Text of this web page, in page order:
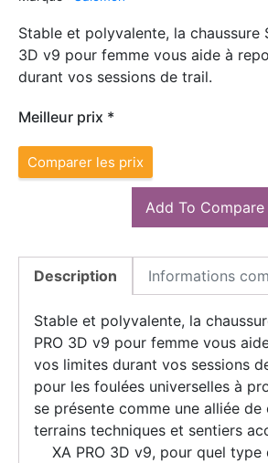
Stable et polyvalente, la chaussure
3D v9 pour femme vous aide à
durant vos sessions de trail.
Meilleur prix *
Comparer les prix
Add To Compare
Description Informations
Stable et polyvalente, la
PRO 3D v9 pour femme vous
vos limites durant vos sessions
pour les foulées universelles à
se présente comme une alliée de
terrains techniques et sentiers
XA PRO 3D v9, pour quel type